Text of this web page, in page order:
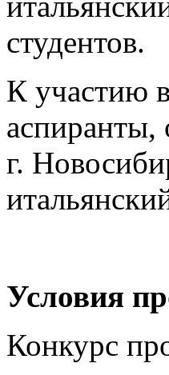
студентов.
К участию
аспиранты,
г.
Условия
Конкурс